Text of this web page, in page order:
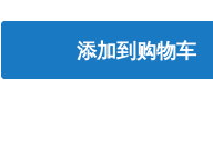
添加到购物车